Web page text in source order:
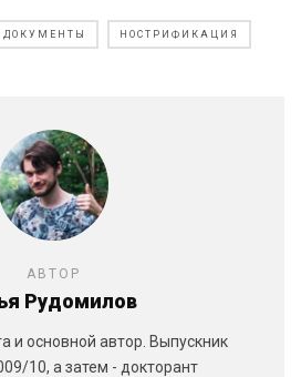
ДОКУМЕНТЫ НОСТРИФИКАЦИЯ
АВТОР
Рудомилов
и основной автор. Выпускник
10, а затем - докторант